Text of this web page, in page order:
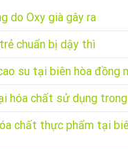
do Oxy già gây ra
chuẩn bị dậy thì
su tại biên hòa đồng
hóa chất sử dụng
chất thực phẩm tại